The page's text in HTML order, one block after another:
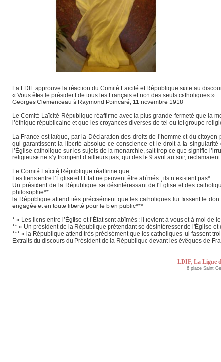
La LDIF approuve la réaction du Comité Laïcité et République suite au
« Vous êtes le président de tous les Français et non des seuls catholiques »
Georges Clemenceau à Raymond Poincaré, 11 novembre 1918
Le Comité Laïcité République réaffirme avec la plus grande fermeté que la
l’éthique républicaine et que les croyances diverses de tel ou tel groupe
La France est laïque, par la Déclaration des droits de l’homme et du
qui garantissent la liberté absolue de conscience et le droit à la
l’Église catholique sur les sujets de la monarchie, sait trop ce que signifie
religieuse ne s’y trompent d’ailleurs pas, qui dès le 9 avril au soir,
Le Comité Laïcité République réaffirme que :
Les liens entre l’Église et l’État ne peuvent être abîmés ; ils n’existent pas*.
Un président de la République se désintéressant de l'Église et des
philosophie**
la République attend très précisément que les catholiques lui fassent le
engagée et en toute liberté pour le bien public***
* « Les liens entre l’Église et l’État sont abîmés : il revient à vous et à moi de
** « Un président de la République prétendant se désintéresser de l'Église
*** « la République attend très précisément que les catholiques lui fassent
Extraits du discours du Président de la République devant les évêques de
LDIF, La Ligue
6 place Saint